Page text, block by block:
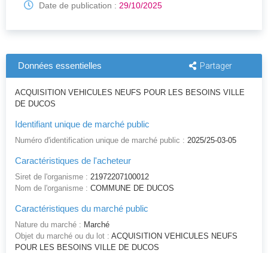
Date de publication : 29/10/2025
Données essentielles Partager
ACQUISITION VEHICULES NEUFS POUR LES BESOINS VILLE
DE DUCOS
Identifiant unique de marché public
Numéro d'identification unique de marché public : 2025/25-03-05
Caractéristiques de l'acheteur
Siret de l'organisme : 21972207100012
Nom de l'organisme : COMMUNE DE DUCOS
Caractéristiques du marché public
Nature du marché : Marché
Objet du marché ou du lot : ACQUISITION VEHICULES NEUFS
POUR LES BESOINS VILLE DE DUCOS